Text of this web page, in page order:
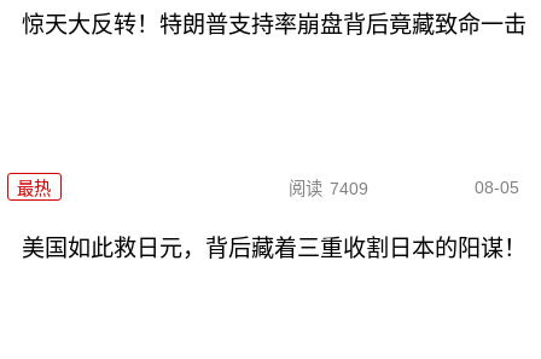
惊天大反转！特朗普支持率崩盘背后竟藏致命一击
最热 阅读 7409 08-05
美国如此救日元，背后藏着三重收割日本的阳谋！